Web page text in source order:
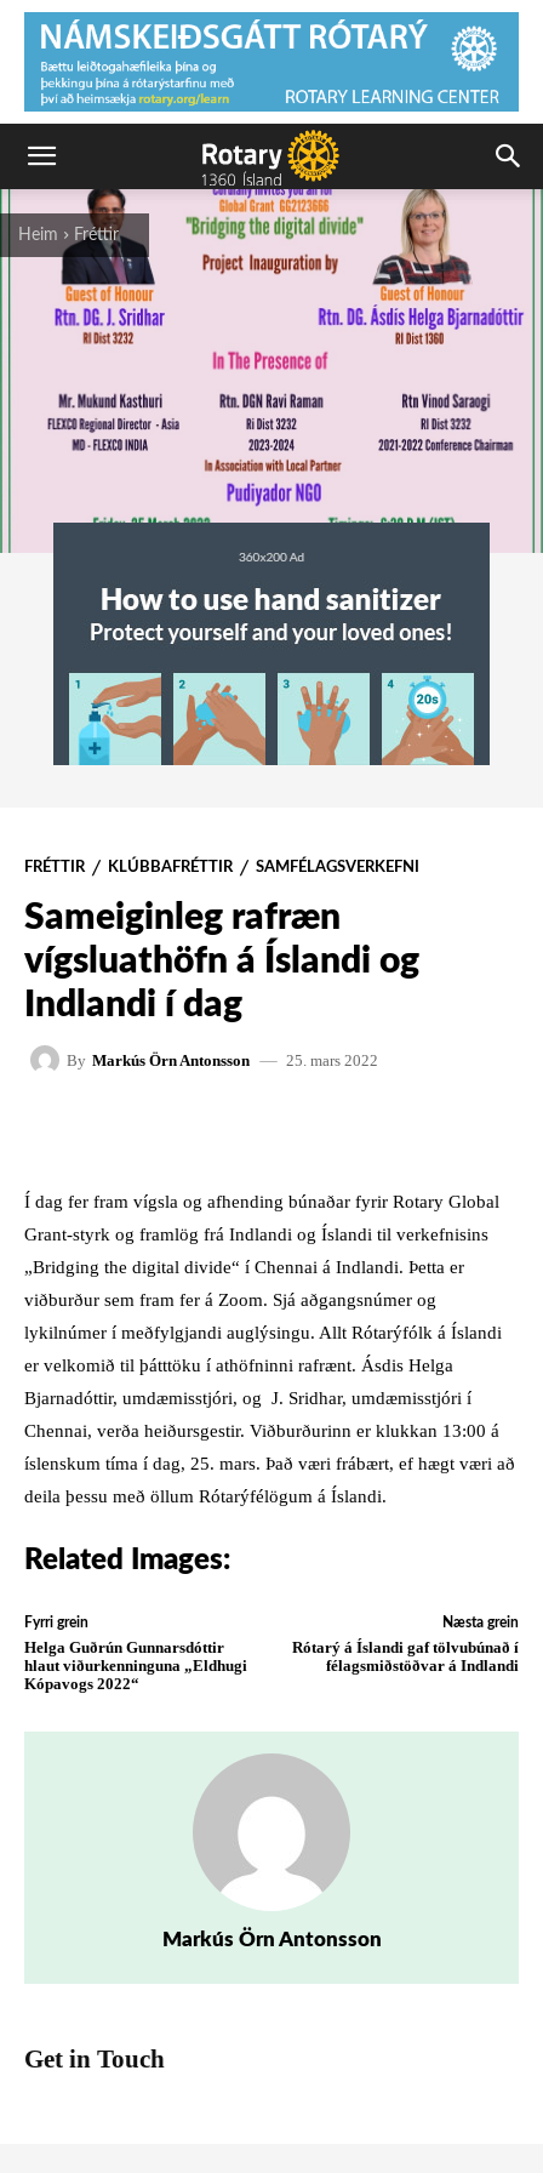
Heim Fréttir
FRÉTTIR KLÚBBAFRÉTTIR SAMFÉLAGSVERKEFNI
Sameiginleg rafræn
vígsluathöfn á Íslandi og
Indlandi í dag
By Markús Örn Antonsson 25. mars 2022
Í dag fer fram vígsla og afhending búnaðar fyrir Rotary Global
Grant-styrk og framlög frá Indlandi og Íslandi til verkefnisins
„Bridging the digital divide“ í Chennai á Indlandi. Þetta er
viðburður sem fram fer á Zoom. Sjá aðgangsnúmer og
lykilnúmer í meðfylgjandi auglýsingu. Allt Rótarýfólk á Íslandi
er velkomið til þátttöku í athöfninni rafrænt. Ásdis Helga
Bjarnadóttir, umdæmisstjóri, og J. Sridhar, umdæmisstjóri í
Chennai, verða heiðursgestir. Viðburðurinn er klukkan 13:00 á
íslenskum tíma í dag, 25. mars. Það væri frábært, ef hægt væri að
deila þessu með öllum Rótarýfélögum á Íslandi.
Related Images:
Fyrri grein
Helga Guðrún Gunnarsdóttir
hlaut viðurkenninguna „Eldhugi
Kópavogs 2022“
Næsta grein
Rótarý á Íslandi gaf tölvubúnað í
félagsmiðstöðvar á Indlandi
Markús Örn Antonsson
Get in Touch